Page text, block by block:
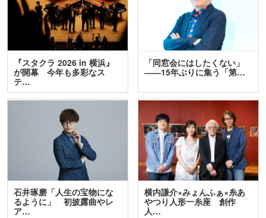
『スタクラ 2026 in 横浜』
が開幕 今年も多彩なス
テ…
「同窓会にはしたくない」
――15年ぶりに集う「第…
石井琢磨「人生の宝物にな
るように」 初披露曲やレ
ア…
横内謙介×みょんふぁ×糸あ
やつり人形一糸座 創作
人…